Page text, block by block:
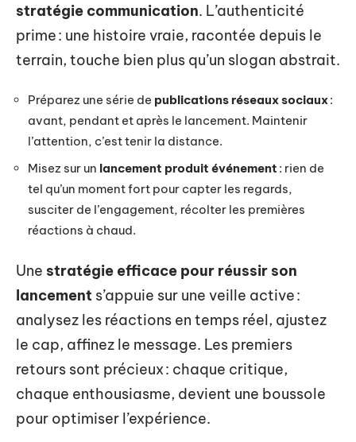
stratégie communication. L’authenticité
prime : une histoire vraie, racontée depuis le
terrain, touche bien plus qu’un slogan abstrait.
Préparez une série de publications réseaux sociaux:
avant, pendant et après le lancement. Maintenir
l’attention, c’est tenir la distance.
Misez sur un lancement produit événement : rien de
tel qu’un moment fort pour capter les regards,
susciter de l’engagement, récolter les premières
réactions à chaud.
Une stratégie efficace pour réussir son
lancement s’appuie sur une veille active :
analysez les réactions en temps réel, ajustez
le cap, affinez le message. Les premiers
retours sont précieux : chaque critique,
chaque enthousiasme, devient une boussole
pour optimiser l’expérience.